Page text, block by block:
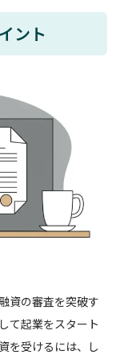
ント
資の審査を突破す
て起業をスタート
を受けるには、し